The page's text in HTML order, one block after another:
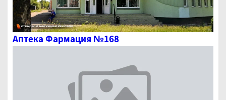
Аптека Фармация №168